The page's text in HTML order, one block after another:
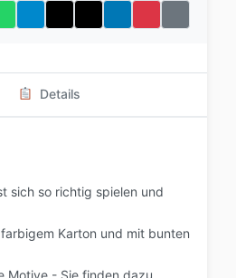
Details
sich so richtig spielen und
Karton und mit bunten
Motive - Sie finden dazu